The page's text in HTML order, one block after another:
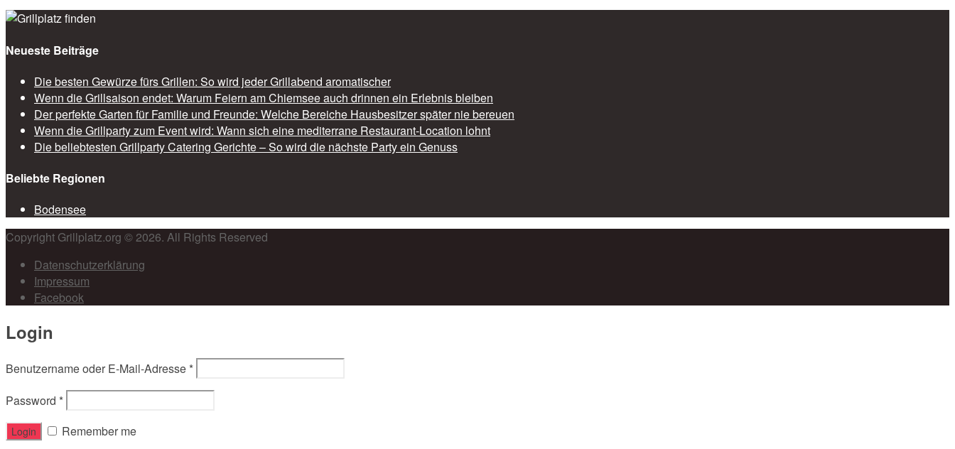
Neueste Beiträge
Die besten Gewürze fürs Grillen: So wird jeder Grillabend aromatischer
Wenn die Grillsaison endet: Warum Feiern am Chiemsee auch drinnen ein Erlebnis bleiben
Der perfekte Garten für Familie und Freunde: Welche Bereiche Hausbesitzer später nie bereuen
Wenn die Grillparty zum Event wird: Wann sich eine mediterrane Restaurant-Location lohnt
Die beliebtesten Grillparty Catering Gerichte – So wird die nächste Party ein Genuss
Beliebte Regionen
Bodensee
Copyright Grillplatz.org © 2026. All Rights Reserved
Datenschutzerklärung
Impressum
Facebook
Login
Benutzername oder E-Mail-Adresse *
Password *
Remember me